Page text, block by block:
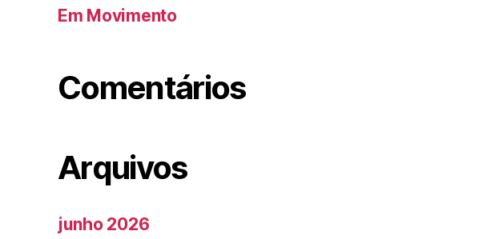
Em Movimento
Comentários
Arquivos
junho 2026